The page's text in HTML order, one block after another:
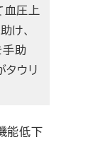
血圧上
け、
手助
タウリ
能低下